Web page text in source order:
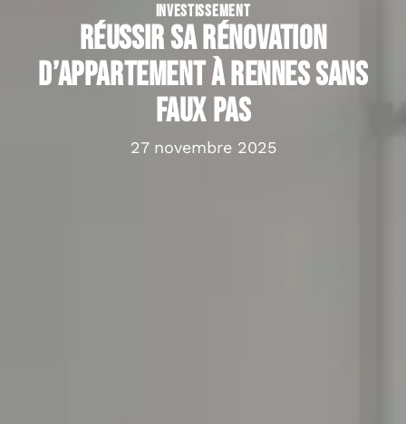
INVESTISSEMENT
Réussir sa rénovation
d’appartement à Rennes sans
faux pas
27 novembre 2025